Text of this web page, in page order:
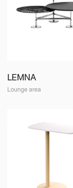
LEMNA
Lounge area